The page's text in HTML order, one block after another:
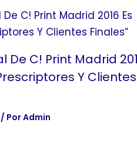
De C! Print Madrid
Y Clientes
PorAdmin